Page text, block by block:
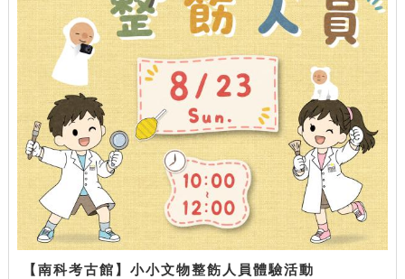
【南科考古館】小小文物整飭人員體驗活動